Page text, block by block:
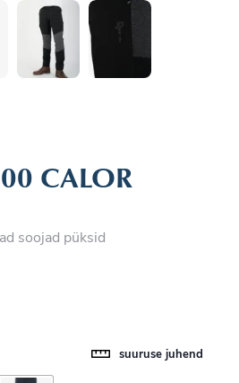
CALOR
soojad püksid
suuruse juhend